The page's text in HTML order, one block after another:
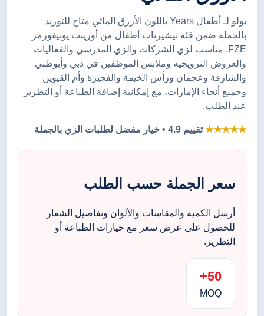
بولو لـ أطفال Years باللون الأزرق المائي متاح للتوريد
بالجملة ضمن فئة تيشيرتات أطفال من أورينت يونيفورمز
FZE. مناسب لزي الشركات والزي المدرسي والفعاليات
والعروض الترويجية وملابس الموظفين في دبي وأبوظبي
والشارقة وعجمان ورأس الخيمة والفجيرة وأم القيوين
وجميع أنحاء الإمارات، مع إمكانية إضافة الطباعة أو التطريز
عند الطلب.
★★★★★تقييم 4.9 • خيار مفضل لطلبات الزي بالجملة
سعر الجملة حسب الطلب
أرسل الكمية والمقاسات والألوان وتفاصيل الشعار
للحصول على عرض سعر مع خيارات الطباعة أو
التطريز.
50+
MOQ